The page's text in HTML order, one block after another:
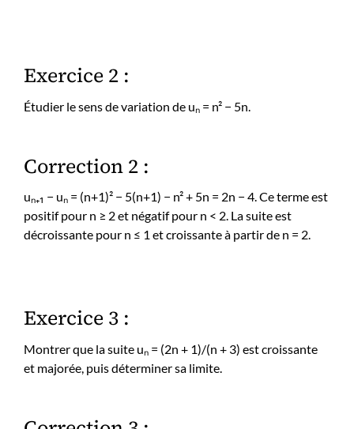
Exercice 2 :
Étudier le sens de variation de uₙ = n² − 5n.
Correction 2 :
uₙ₊₁ − uₙ = (n+1)² − 5(n+1) − n² + 5n = 2n − 4. Ce terme est
positif pour n ≥ 2 et négatif pour n < 2. La suite est
décroissante pour n ≤ 1 et croissante à partir de n = 2.
Exercice 3 :
Montrer que la suite uₙ = (2n + 1)/(n + 3) est croissante
et majorée, puis déterminer sa limite.